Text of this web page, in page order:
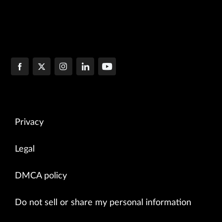
Privacy
Legal
DMCA policy
Do not sell or share my personal information